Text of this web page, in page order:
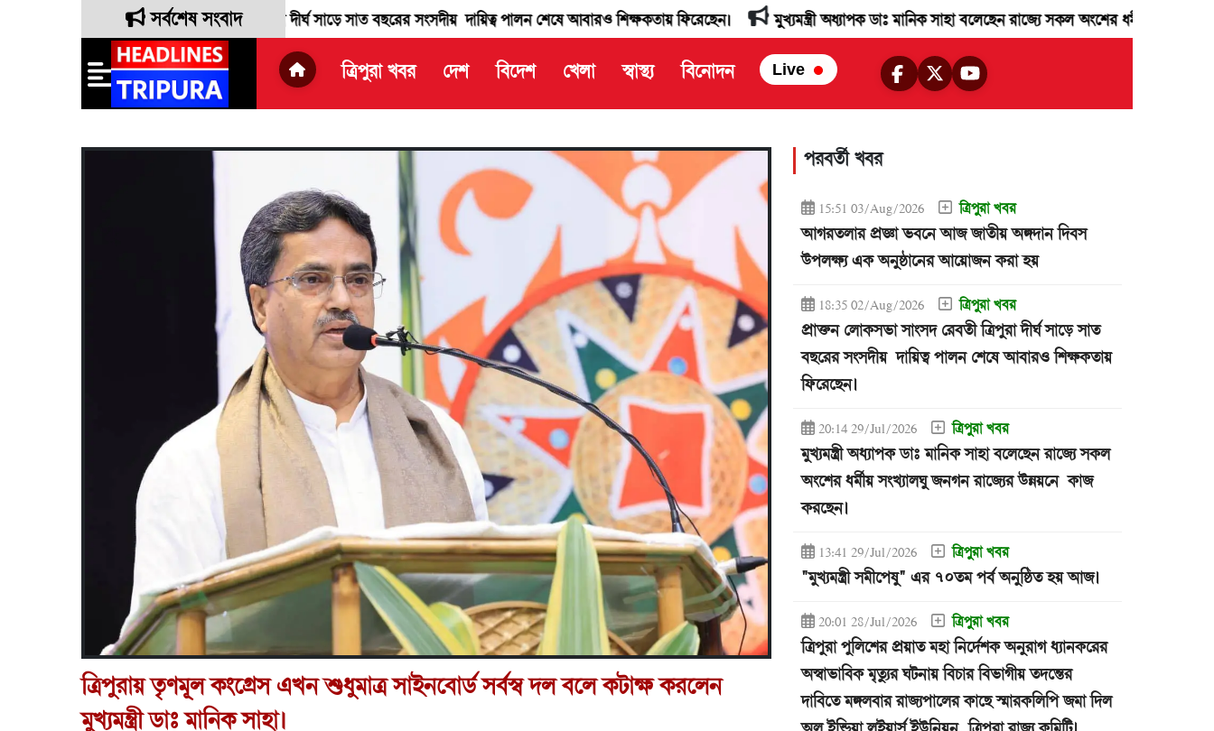
সর্বশেষ সংবাদ
লোকসভা সাংসদ রেবতী ত্রিপুরা দীর্ঘ সাড়ে সাত বছরের সংসদীয় দায়িত্ব পালন শেষে আবারও শিক্ষকতায় ফিরেছেন। মুখ্যমন্ত্রী অধ্যাপক ডাঃ মানিক সাহা বলেছেন রাজ্যে সকল অংশের ধর্মীয় সংখ্যালঘু জনগন রাজ্যের
ত্রিপুরা খবর দেশ বিদেশ খেলা স্বাস্থ্য বিনোদন Live
ত্রিপুরায় তৃণমূল কংগ্রেস এখন শুধুমাত্র সাইনবোর্ড সর্বস্ব দল বলে কটাক্ষ করলেন
মুখ্যমন্ত্রী ডাঃ মানিক সাহা।
পরবর্তী খবর
15:51 03/Aug/2026 ত্রিপুরা খবর
আগরতলার প্রজ্ঞা ভবনে আজ জাতীয় অঙ্গদান দিবস
উপলক্ষ্য এক অনুষ্ঠানের আয়োজন করা হয়
18:35 02/Aug/2026 ত্রিপুরা খবর
প্রাক্তন লোকসভা সাংসদ রেবতী ত্রিপুরা দীর্ঘ সাড়ে সাত
বছরের সংসদীয় দায়িত্ব পালন শেষে আবারও শিক্ষকতায়
ফিরেছেন।
20:14 29/Jul/2026 ত্রিপুরা খবর
মুখ্যমন্ত্রী অধ্যাপক ডাঃ মানিক সাহা বলেছেন রাজ্যে সকল
অংশের ধর্মীয় সংখ্যালঘু জনগন রাজ্যের উন্নয়নে কাজ
করছেন।
13:41 29/Jul/2026 ত্রিপুরা খবর
"মুখ্যমন্ত্রী সমীপেষু" এর ৭০তম পর্ব অনুষ্ঠিত হয় আজ।
20:01 28/Jul/2026 ত্রিপুরা খবর
ত্রিপুরা পুলিশের প্রয়াত মহা নির্দেশক অনুরাগ ধ্যানকরের
অস্বাভাবিক মৃত্যুর ঘটনায় বিচার বিভাগীয় তদন্তের
দাবিতে মঙ্গলবার রাজ্যপালের কাছে স্মারকলিপি জমা দিল